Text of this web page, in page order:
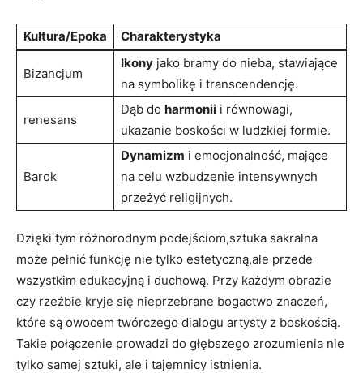
Kultura/Epoka Charakterystyka
Bizancjum
Ikony jako bramy do nieba, stawiające
na symbolikę i transcendencję.
renesans
Dąb do harmonii i równowagi,
ukazanie boskości w ludzkiej formie.
Barok
Dynamizm i emocjonalność, mające
na celu wzbudzenie intensywnych
przeżyć religijnych.
Dzięki tym różnorodnym podejściom,sztuka sakralna
może pełnić funkcję nie tylko estetyczną,ale przede
wszystkim edukacyjną i duchową. Przy każdym obrazie
czy rzeźbie kryje się nieprzebrane bogactwo znaczeń,
które są owocem twórczego dialogu artysty z boskością.
Takie połączenie prowadzi do głębszego zrozumienia nie
tylko samej sztuki, ale i tajemnicy istnienia.